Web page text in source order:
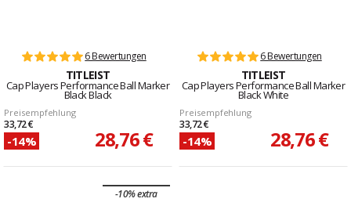
6 Bewertungen
TITLEIST
Cap Players Performance Ball Marker
Black Black
Preisempfehlung
33,72 €
-14% 28,76 €
6 Bewertungen
TITLEIST
Cap Players Performance Ball Marker
Black White
Preisempfehlung
33,72 €
-14% 28,76 €
-10% extra